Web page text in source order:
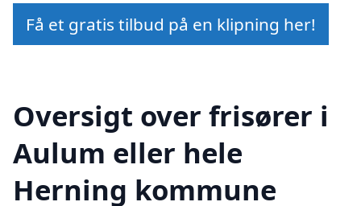
Få et gratis tilbud på en klipning her!
Oversigt over frisører i
Aulum eller hele
Herning kommune